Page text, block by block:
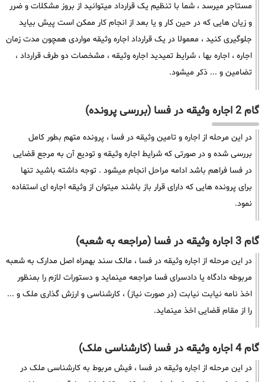
مستاجر میرسد ، شما با تنظیم یک قرارداد میتوانید از بروز مشکلات و ضرر
و زیان هایی که در حین کار و یا بعد از انجام کار ممکن است پیش بیاید
جلوگیری کنید ، معمولا در یک قرارداد اجاره وثیقه مواردی همچون مدت زمان
اجاره ، اجاره بها ، شرایط تمیدید اجاره وثیقه ، مشخصات دو طرف قرارداد ،
تضامین و ... ذکر میشود.
گام 2 اجاره وثیقه در فسا (بررسی پرونده)
در این مرحله از اجاره و تامین وثیقه در فسا ، پرونده متهم بطور کامل
بررسی شده و در صورتی که شرایط اجاره وثیقه و تودیع آن به مرجع قضایی
در فسا فراهم باشد ادامه مراحل انجام میشود . توجه داشته باشید تنها
برای پرونده هایی که دارای قرار باز باشند میتوان از وثیقه اجاره ای استفاده
نمود.
گام 3 اجاره وثیقه در فسا (مراجعه به شعبه)
در این مرحله از اجاره وثیقه در فسا ، مالک سند بهمراه اصل مدارک به شعبه
مربوطه دادگاه یا دادسرای فسا مراجعه مینماید و دستورات لازم را بمنظور
اخذ نامه نیابت نیابت (در صورت نیاز) ، کارشناسی و ارزش گذاری ملک و ...
را از مقام قضایی اخذ مینماید.
گام 4 اجاره وثیقه در فسا (کارشناسی ملک)
در این مرحله از اجاره وثیقه در فسا ، فیش مربوط به کارشناسی ملک در